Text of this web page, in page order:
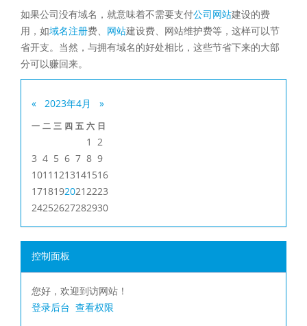
如果公司没有域名，就意味着不需要支付公司网站建设的费
用，如域名注册费、 网站建设费、网站维护费等，这样可以节
省开支。当然，与拥有域名的好处相比，这些节省下来的大部
分可以赚回来。
« 2023年4月 »
一 二 三 四 五 六 日
1
2
3 4 5 6 7 8 9
1011 1213141516
1718192021 2223
24252627282930
控制面板
您好，欢迎到访网站！
登录后台 查看权限